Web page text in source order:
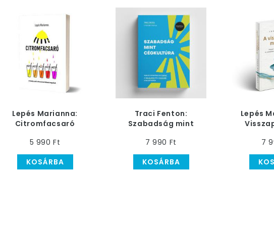
Lepés Marianna:
Citromfacsaró
5 990 Ft
KOSÁRBA
Traci Fenton:
Szabadság mint
7 990 Ft
KOSÁRBA
Lepés
7